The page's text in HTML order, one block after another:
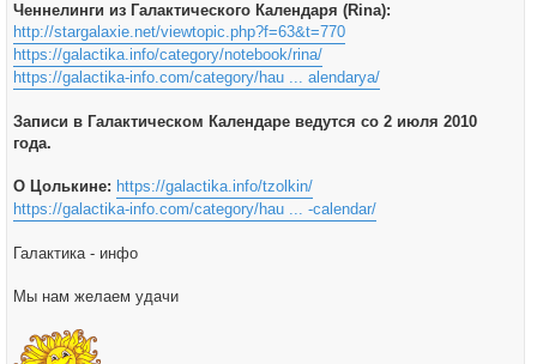
Ченнелинги из Галактического Календаря (Rina):
http://stargalaxie.net/viewtopic.php?f=63&t=770
https://galactika.info/category/notebook/rina/
https://galactika-info.com/category/hau ... alendarya/
Записи в Галактическом Календаре ведутся со 2 июля 2010
года.
О Цолькине: https://galactika.info/tzolkin/
https://galactika-info.com/category/hau ... -calendar/
Галактика - инфо
Мы нам желаем удачи